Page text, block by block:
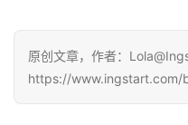
原创文章，作者：
https://www.ingstart.com/